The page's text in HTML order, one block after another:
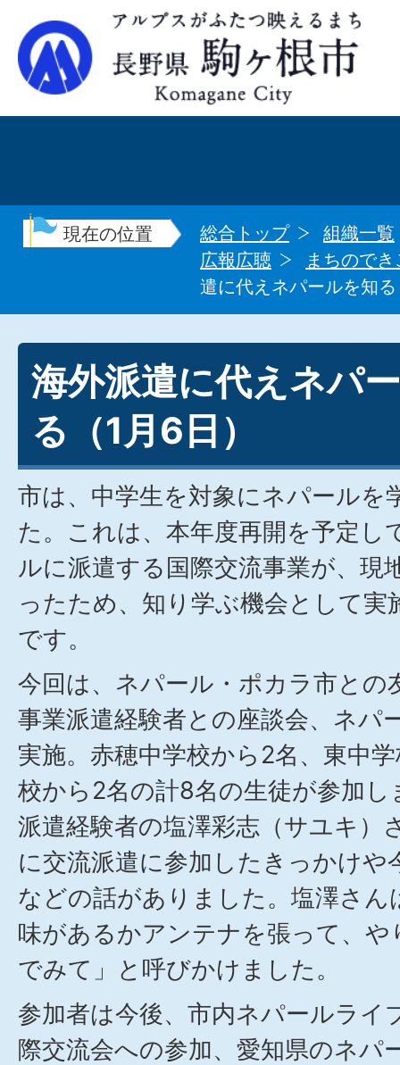
現在の位置 総合トップ
組織一覧
広報広聴
まちのでき
遣に代えネパールを知
海外派遣に代えネパ
る（1月6日）
市は、中学生を対象にネパールを
た。これは、本年度再開を予定し
ルに派遣する国際交流事業が、現
ったため、知り学ぶ機会として実
です。
今回は、ネパール・ポカラ市との
事業派遣経験者との座談会、ネパ
実施。赤穂中学校から2名、東中
校から2名の計8名の生徒が参加
派遣経験者の塩澤彩志（サユキ）
に交流派遣に参加したきっかけや
などの話がありました。塩澤さん
味があるかアンテナを張って、
でみて」と呼びかけました。
参加者は今後、市内ネパールライ
際交流会への参加、愛知県のネパ